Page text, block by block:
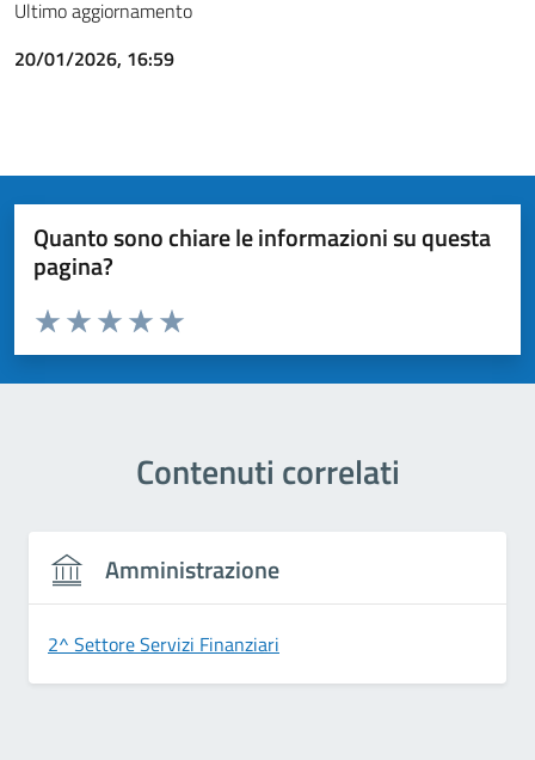
Ultimo aggiornamento
20/01/2026, 16:59
Quanto sono chiare le informazioni su questa
pagina?
Valuta da 1 a 5 stelle la pagina
Valuta 5 stelle su 5
Valuta 4 stelle su 5
Valuta 3 stelle su 5
Valuta 2 stelle su 5
Valuta 1 stelle su 5
Contenuti correlati
Amministrazione
2^ Settore Servizi Finanziari